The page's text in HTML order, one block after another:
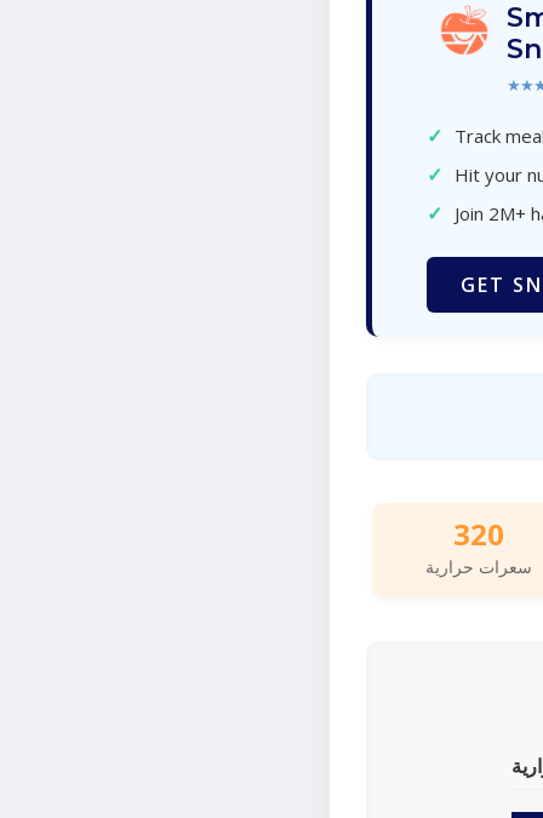
✓ Track
✓ Hit your
✓ Join 2M+
GET
320
سعرات حرارية